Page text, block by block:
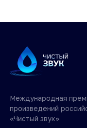
Международная
произведений
«Чистый звук»